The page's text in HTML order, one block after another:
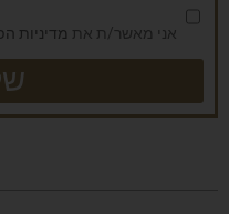
אני מאשר/ת את מדיניות